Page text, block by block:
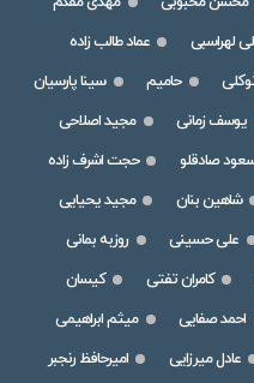
لهراسبی
عماد طالب زاده
حامیم
سینا پارسیان
یوسف زمانی
مجید اصلاحی
صادقلو
حجت اشرف زاده
شاهین بنان
مجید یحیایی
علی حسینی
روزبه بمانی
کامران تفتی
کیسان
احمد صفایی
میثم ابراهیمی
عادل میرزایی
امیرحافظ رنجبر